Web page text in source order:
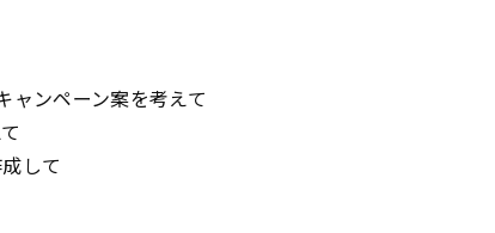
ャンペーン案を考えて
して